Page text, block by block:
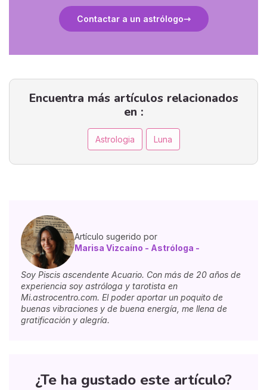
Contactar a un astrólogo
Encuentra más artículos relacionados
en :
Astrologia Luna
Artículo sugerido por
Marisa Vizcaíno - Astróloga -
Soy Piscis ascendente Acuario. Con más de 20 años de
experiencia soy astróloga y tarotista en
Mi.astrocentro.com. El poder aportar un poquito de
buenas vibraciones y de buena energía, me llena de
gratificación y alegría.
¿Te ha gustado este artículo?